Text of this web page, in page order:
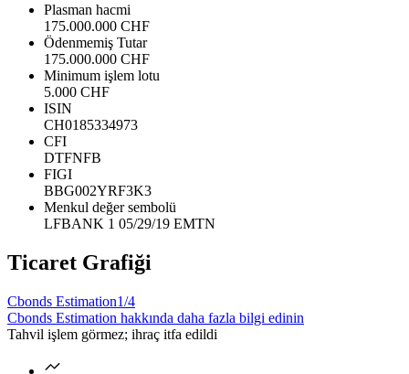
Plasman hacmi
175.000.000 CHF
Ödenmemiş Tutar
175.000.000 CHF
Minimum işlem lotu
5.000 CHF
ISIN
CH0185334973
CFI
DTFNFB
FIGI
BBG002YRF3K3
Menkul değer sembolü
LFBANK 1 05/29/19 EMTN
Ticaret Grafiği
Cbonds Estimation1/4
Cbonds Estimation hakkında daha fazla bilgi edinin
Tahvil işlem görmez; ihraç itfa edildi